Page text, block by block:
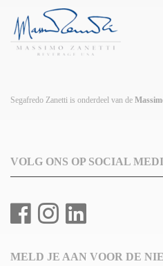
Segafredo Zanetti is onderdeel van de
VOLG ONS OP SOCIAL
MELD JE AAN VOOR DE